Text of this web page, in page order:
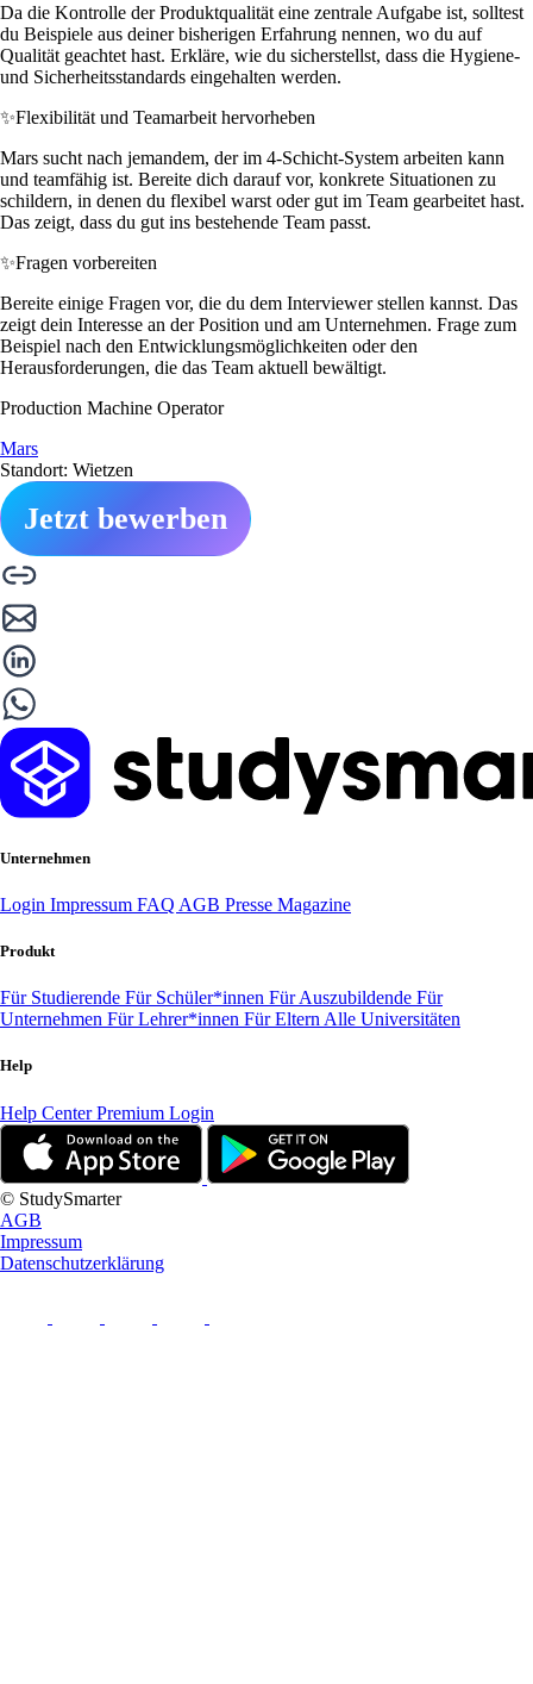
Da die Kontrolle der Produktqualität eine zentrale Aufgabe ist, solltest
du Beispiele aus deiner bisherigen Erfahrung nennen, wo du auf
Qualität geachtet hast. Erkläre, wie du sicherstellst, dass die Hygiene-
und Sicherheitsstandards eingehalten werden.
✨Flexibilität und Teamarbeit hervorheben
Mars sucht nach jemandem, der im 4-Schicht-System arbeiten kann
und teamfähig ist. Bereite dich darauf vor, konkrete Situationen zu
schildern, in denen du flexibel warst oder gut im Team gearbeitet hast.
Das zeigt, dass du gut ins bestehende Team passt.
✨Fragen vorbereiten
Bereite einige Fragen vor, die du dem Interviewer stellen kannst. Das
zeigt dein Interesse an der Position und am Unternehmen. Frage zum
Beispiel nach den Entwicklungsmöglichkeiten oder den
Herausforderungen, die das Team aktuell bewältigt.
Production Machine Operator
Mars
Standort: Wietzen
Jetzt bewerben
Unternehmen
Login Impressum FAQ AGB Presse Magazine
Produkt
Für Studierende Für Schüler*innen Für Auszubildende Für
Unternehmen Für Lehrer*innen Für Eltern Alle Universitäten
Help
Help CenterPremium Login
© StudySmarter
AGB
Impressum
Datenschutzerklärung